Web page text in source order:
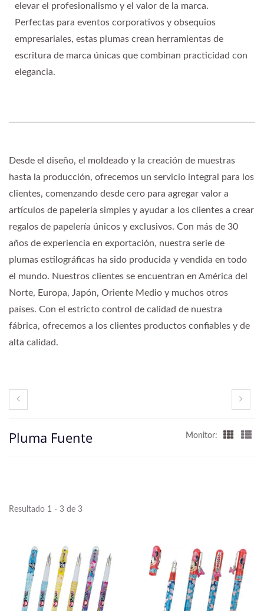
elevar el profesionalismo y el valor de la marca.
Perfectas para eventos corporativos y obsequios
empresariales, estas plumas crean herramientas de
escritura de marca únicas que combinan practicidad con
elegancia.
Desde el diseño, el moldeado y la creación de muestras
hasta la producción, ofrecemos un servicio integral para los
clientes, comenzando desde cero para agregar valor a
artículos de papelería simples y ayudar a los clientes a crear
regalos de papelería únicos y exclusivos. Con más de 30
años de experiencia en exportación, nuestra serie de
plumas estilográficas ha sido producida y vendida en todo
el mundo. Nuestros clientes se encuentran en América del
Norte, Europa, Japón, Oriente Medio y muchos otros
países. Con el estricto control de calidad de nuestra
fábrica, ofrecemos a los clientes productos confiables y de
alta calidad.
Pluma Fuente Monitor:
Resultado 1 - 3 de 3